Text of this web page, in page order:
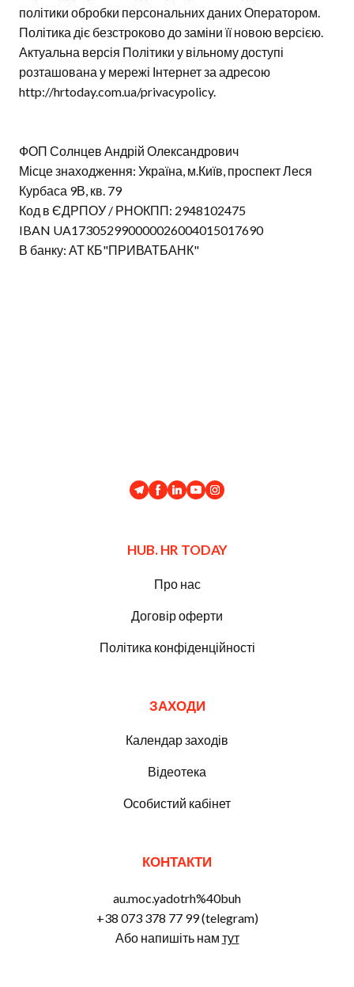
політики обробки персональних даних Оператором.
Політика діє безстроково до заміни її новою версією.
Актуальна версія Політики у вільному доступі
розташована у мережі Інтернет за адресою
http://hrtoday.com.ua/privacypolicy.
ФОП Солнцев Андрій Олександрович
Місце знаходження: Україна, м.Київ, проспект Леся
Курбаса 9В, кв. 79
Код в ЄДРПОУ / РНОКПП: 2948102475
IBAN UA173052990000026004015017690
В банку: АТ КБ"ПРИВАТБАНК"
HUB. HR TODAY
Про нас
Договір оферти
Політика конфіденційності
ЗАХОДИ
Календар заходів
Відеотека
Особистий кабінет
КОНТАКТИ
au.moc.yadotrh%40buh
+38 073 378 77 99 (telegram)
Або напишіть нам тут